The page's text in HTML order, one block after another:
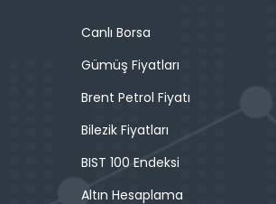
Canlı Borsa
Gümüş Fiyatları
Brent Petrol Fiyatı
Bilezik Fiyatları
BIST 100 Endeksi
Altın Hesaplama